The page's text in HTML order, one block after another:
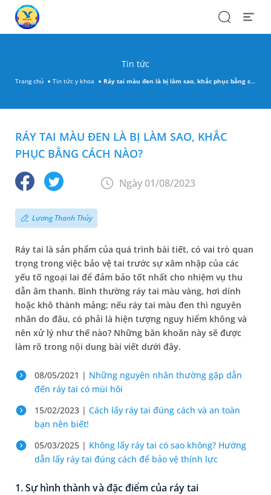
SearchOpen
Tin tức
Trang chủ Tin tức y khoa Ráy tai màu đen là bị làm sao, khắc phục bằng cách nào?
RÁY TAI MÀU ĐEN LÀ BỊ LÀM SAO, KHẮC
PHỤC BẰNG CÁCH NÀO?
Ngày 01/08/2023
Lương Thanh Thủy
Ráy tai là sản phẩm của quá trình bài tiết, có vai trò quan
trọng trong việc bảo vệ tai trước sự xâm nhập của các
yếu tố ngoại lai để đảm bảo tốt nhất cho nhiệm vụ thu
dẫn âm thanh. Bình thường ráy tai màu vàng, hơi dính
hoặc khô thành mảng; nếu ráy tai màu đen thì nguyên
nhân do đâu, có phải là hiện tượng nguy hiểm không và
nên xử lý như thế nào? Những băn khoăn này sẽ được
làm rõ trong nội dung bài viết dưới đây.
08/05/2021 | Những nguyên nhân thường gặp dẫn
đến ráy tai có mùi hôi
15/02/2023 | Cách lấy ráy tai đúng cách và an toàn
bạn nên biết!
05/03/2025 | Không lấy ráy tai có sao không? Hướng
dẫn lấy ráy tai đúng cách để bảo vệ thính lực
1. Sự hình thành và đặc điểm của ráy tai